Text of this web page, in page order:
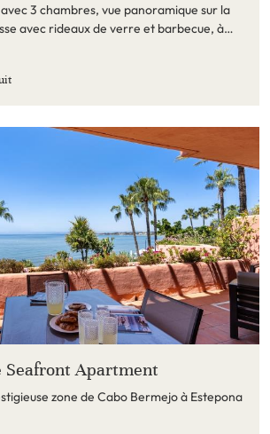
3 chambres, vue panoramique sur la
avec rideaux de verre et barbecue, à
Seafront Apartment
zone de Cabo Bermejo à Estepona